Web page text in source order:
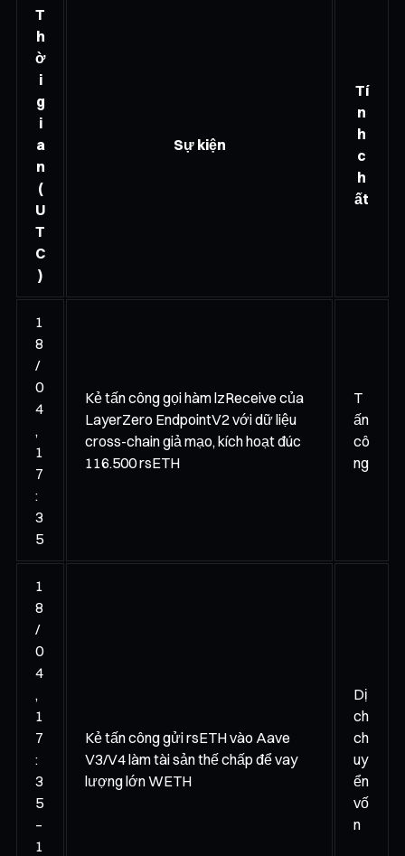
T
h
ờ
i
g
i
a
n
(
U
T
C
)
Sự kiện
Tí
n
h
c
h
ất
1
8
/
0
4
,
1
7
:
3
5
Kẻ tấn công gọi hàm lzReceive của
LayerZero EndpointV2 với dữ liệu
cross-chain giả mạo, kích hoạt đúc
116.500 rsETH
T
ấn
cô
ng
1
8
/
0
4
,
1
7
:
3
5
–
1
Kẻ tấn công gửi rsETH vào Aave
V3/V4 làm tài sản thế chấp để vay
lượng lớn WETH
Dị
ch
ch
uy
ển
vố
n